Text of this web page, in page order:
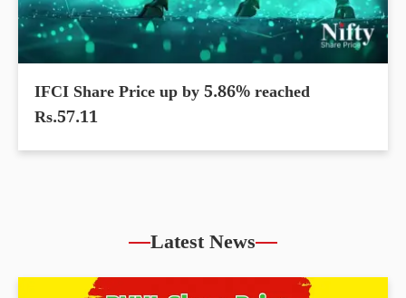
IFCI Share Price up by 5.86% reached
Rs.57.11
Latest News